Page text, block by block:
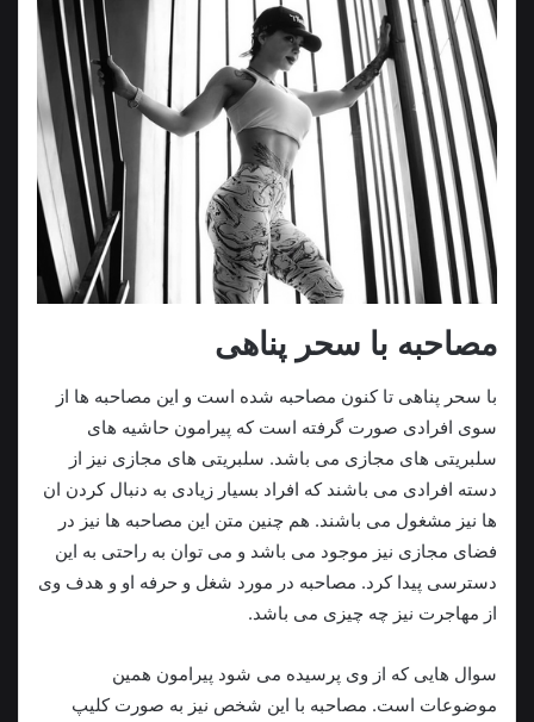
مصاحبه با سحر پناهی
با سحر پناهی تا کنون مصاحبه شده است و این مصاحبه ها از
سوی افرادی صورت گرفته است که پیرامون حاشیه های
سلبریتی های مجازی می باشد. سلبریتی های مجازی نیز از
دسته افرادی می باشند که افراد بسیار زیادی به دنبال کردن ان
ها نیز مشغول می باشند. هم چنین متن این مصاحبه ها نیز در
فضای مجازی نیز موجود می باشد و می توان به راحتی به این
دسترسی پیدا کرد. مصاحبه در مورد شغل و حرفه او و هدف وی
از مهاجرت نیز چه چیزی می باشد.
سوال هایی که از وی پرسیده می شود پیرامون همین
موضوعات است. مصاحبه با این شخص نیز به صورت کلیپ